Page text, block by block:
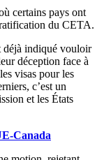
certains pays ont
du CETA.
indiqué vouloir
déception face à
visas pour les
c’est un
et les États
Canada